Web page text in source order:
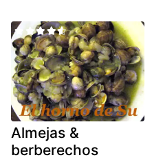
Almejas &
berberechos